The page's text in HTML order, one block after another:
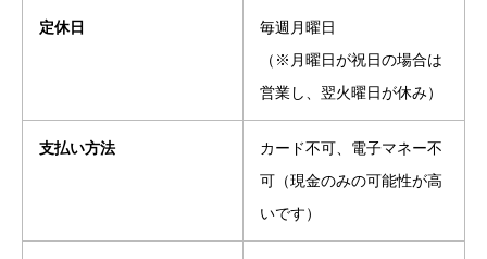
定休日
毎週月曜日
（※月曜日が祝日の場合は
営業し、翌火曜日が休み）
支払い方法
カード不可、電子マネー不
可（現金のみの可能性が高
いです）